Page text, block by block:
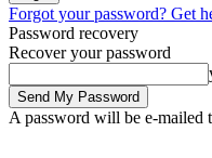
Forgot your password? Get
Password recovery
Recover your password
A password will be e-mailed